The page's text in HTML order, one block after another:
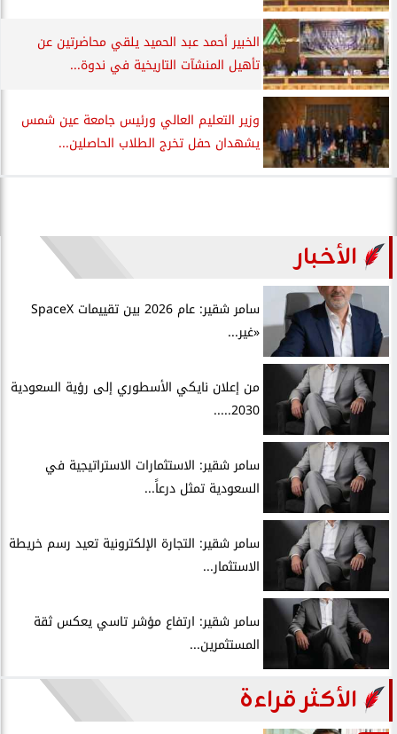
الخبير أحمد عبد الحميد يلقي محاضرتين عن
تأهيل المنشآت التاريخية في ندوة...
وزير التعليم العالي ورئيس جامعة عين شمس
يشهدان حفل تخرج الطلاب الحاصلين...
الأخبار
سامر شقير: عام 2026 بين تقييمات SpaceX
«غير...
من إعلان نايكي الأسطوري إلى رؤية السعودية
2030.....
سامر شقير: الاستثمارات الاستراتيجية في
السعودية تمثل درعاً...
سامر شقير: التجارة الإلكترونية تعيد رسم خريطة
الاستثمار...
سامر شقير: ارتفاع مؤشر تاسي يعكس ثقة
المستثمرين...
الأكثر قراءة